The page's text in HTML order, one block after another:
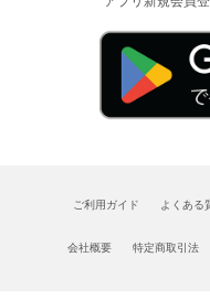
ご利用ガイド よくある
会社概要 特定商取引法